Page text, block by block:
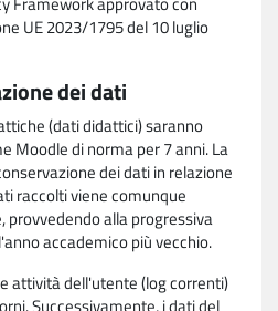
UE 2023/1795 del 10 luglio
dei dati
(dati didattici) saranno
Moodle di norma per 7 anni. La
dei dati in relazione
raccolti viene comunque
alla progressiva
accademico più vecchio.
attività dell'utente (log correnti)
Successivamente, i dati del